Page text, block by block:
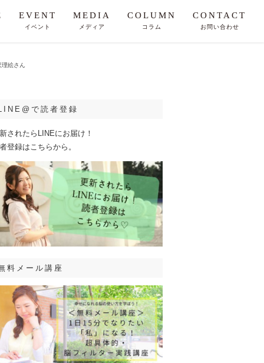
EVENT
イベント
MEDIA
メディア
COLUMN
コラム
CONTACT
お問い合わせ
絵さん
で読者登録
されたらLINEにお届け！
登録はこちらから。
料メール講座